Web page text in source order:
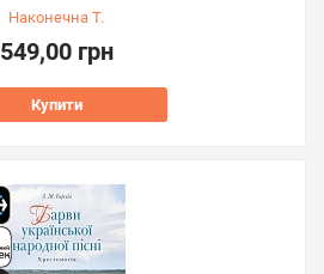
Наконечна Т.
549,00 грн
Купити